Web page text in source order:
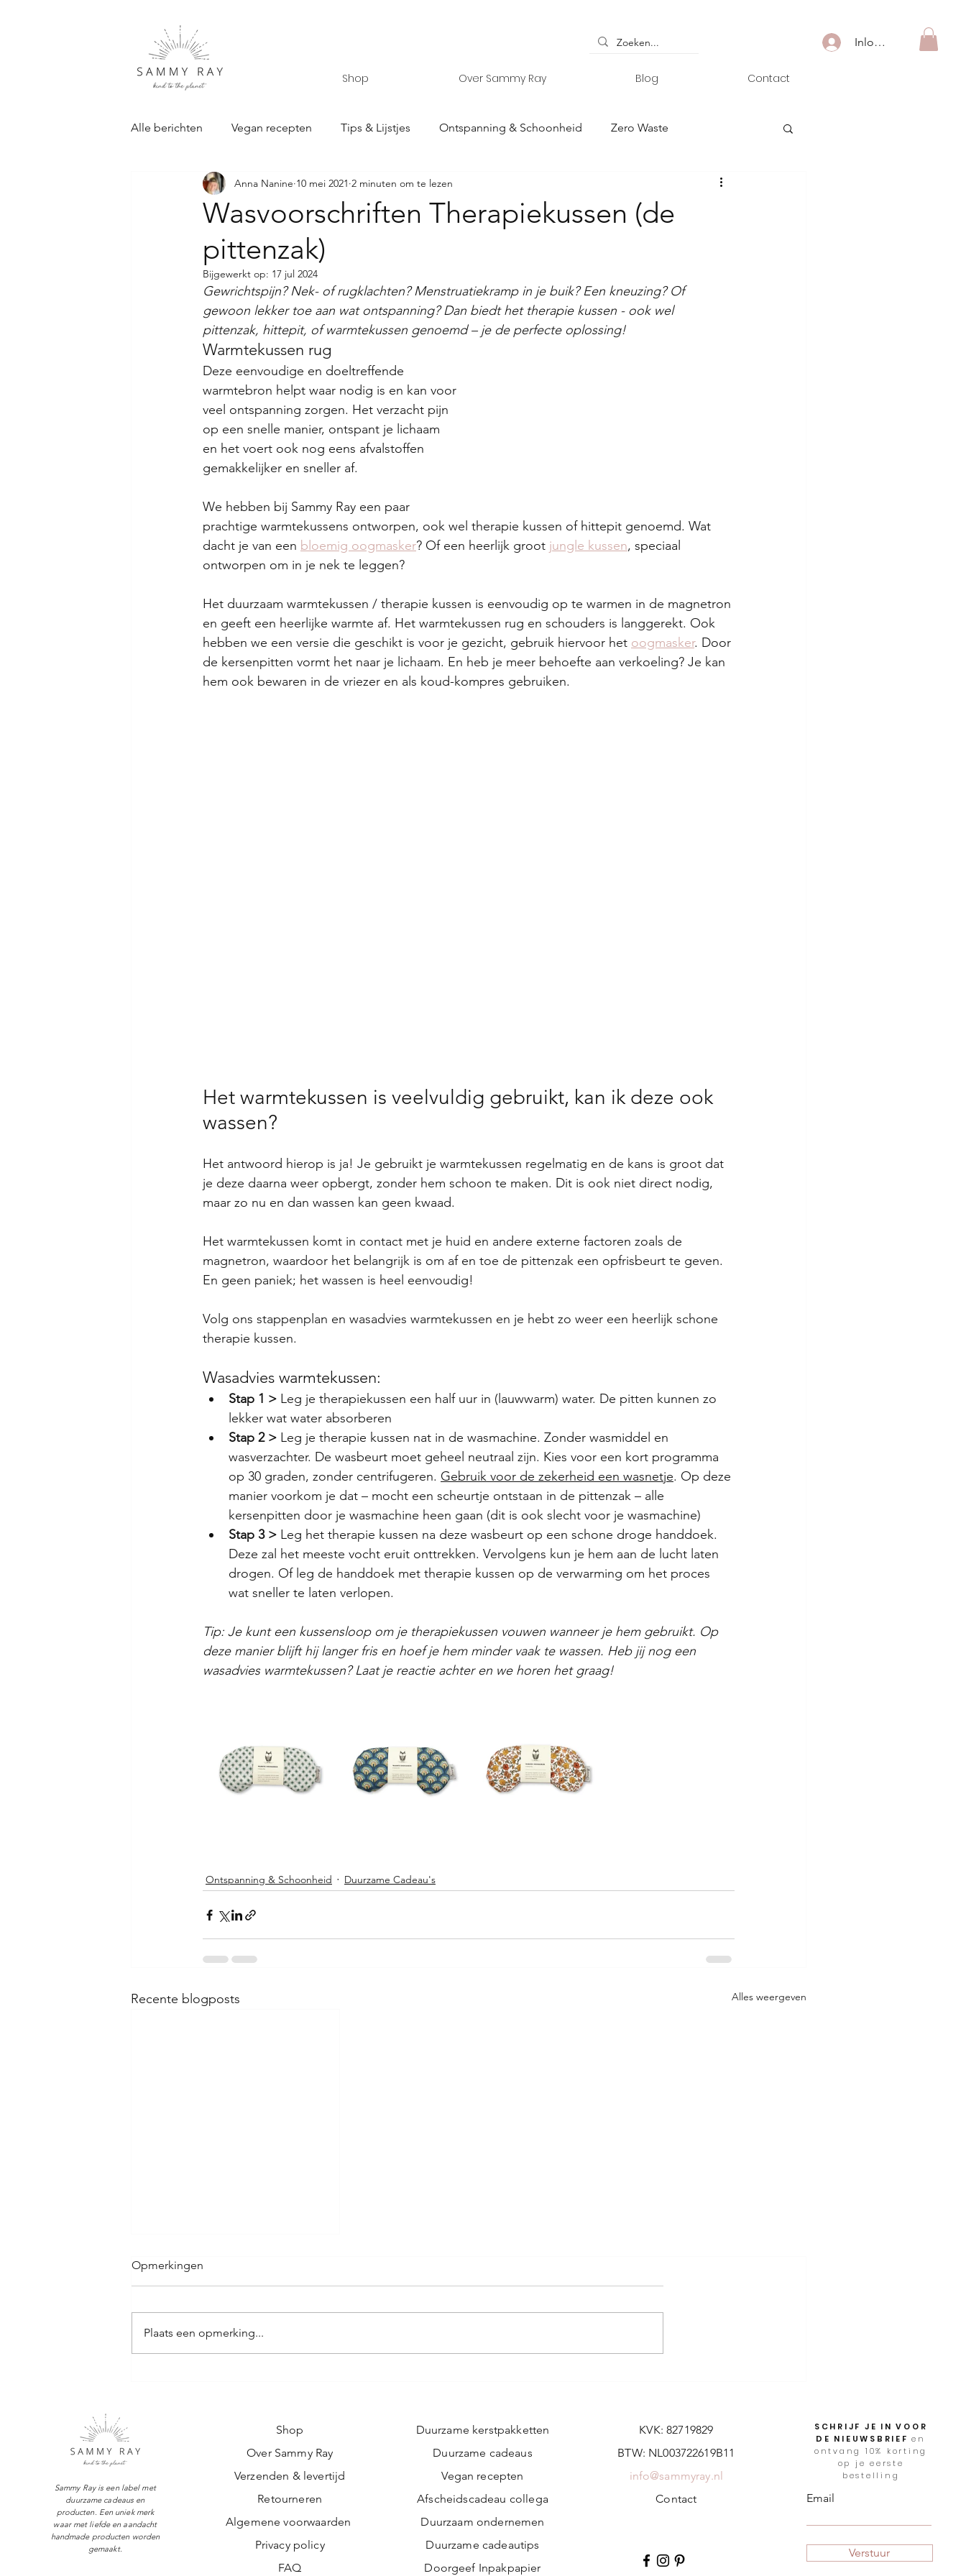
Inloggen
Shop Over Sammy Ray Blog Contact
Alle berichten Vegan recepten Tips & Lijstjes Ontspanning & Schoonheid Zero Waste
Duurzame Cadeau's Sammy Ray Interieur & Accessoires
Wasvoorschriften Therapiekussen (de
pittenzak)
Anna Nanine 10 mei 2021 2 minuten om te lezen
Bijgewerkt op: 17 jul 2024
Gewrichtspijn? Nek- of rugklachten? Menstruatiekramp in je buik? Een kneuzing? Of
gewoon lekker toe aan wat ontspanning? Dan biedt het therapie kussen - ook wel
pittenzak, hittepit, of warmtekussen genoemd – je de perfecte oplossing!
Warmtekussen rug
Deze eenvoudige en doeltreffende
warmtebron helpt waar nodig is en kan voor
veel ontspanning zorgen. Het verzacht pijn
op een snelle manier, ontspant je lichaam
en het voert ook nog eens afvalstoffen
gemakkelijker en sneller af.
We hebben bij Sammy Ray een paar
prachtige warmtekussens ontworpen, ook wel therapie kussen of hittepit genoemd. Wat
dacht je van een bloemig oogmasker? Of een heerlijk groot jungle kussen, speciaal
ontworpen om in je nek te leggen?
Het duurzaam warmtekussen / therapie kussen is eenvoudig op te warmen in de magnetron
en geeft een heerlijke warmte af. Het warmtekussen rug en schouders is langgerekt. Ook
hebben we een versie die geschikt is voor je gezicht, gebruik hiervoor het oogmasker. Door
de kersenpitten vormt het naar je lichaam. En heb je meer behoefte aan verkoeling? Je kan
hem ook bewaren in de vriezer en als koud-kompres gebruiken.
Het warmtekussen is veelvuldig gebruikt, kan ik deze ook
wassen?
Het antwoord hierop is ja! Je gebruikt je warmtekussen regelmatig en de kans is groot dat
je deze daarna weer opbergt, zonder hem schoon te maken. Dit is ook niet direct nodig,
maar zo nu en dan wassen kan geen kwaad.
Het warmtekussen komt in contact met je huid en andere externe factoren zoals de
magnetron, waardoor het belangrijk is om af en toe de pittenzak een opfrisbeurt te geven.
En geen paniek; het wassen is heel eenvoudig!
Volg ons stappenplan en wasadvies warmtekussen en je hebt zo weer een heerlijk schone
therapie kussen.
Wasadvies warmtekussen:
Stap 1 > Leg je therapiekussen een half uur in (lauwwarm) water. De pitten kunnen zo
lekker wat water absorberen
Stap 2 > Leg je therapie kussen nat in de wasmachine. Zonder wasmiddel en
wasverzachter. De wasbeurt moet geheel neutraal zijn. Kies voor een kort programma
op 30 graden, zonder centrifugeren. Gebruik voor de zekerheid een wasnetje. Op deze
manier voorkom je dat – mocht een scheurtje ontstaan in de pittenzak – alle
kersenpitten door je wasmachine heen gaan (dit is ook slecht voor je wasmachine)
Stap 3 > Leg het therapie kussen na deze wasbeurt op een schone droge handdoek.
Deze zal het meeste vocht eruit onttrekken. Vervolgens kun je hem aan de lucht laten
drogen. Of leg de handdoek met therapie kussen op de verwarming om het proces
wat sneller te laten verlopen.
Tip: Je kunt een kussensloop om je therapiekussen vouwen wanneer je hem gebruikt. Op
deze manier blijft hij langer fris en hoef je hem minder vaak te wassen. Heb jij nog een
wasadvies warmtekussen? Laat je reactie achter en we horen het graag!
Ontspanning & Schoonheid Duurzame Cadeau's
Recente blogposts Alles weergeven
Opmerkingen
Plaats een opmerking...
Sammy Ray is een label met
duurzame cadeaus en
producten. Een uniek merk
waar met liefde en aandacht
handmade producten worden
gemaakt.
Shop
Over Sammy Ray
Verzenden & levertijd
Retourneren
Algemene voorwaarden
Privacy policy
FAQ
Duurzame kerstpakketten
Duurzame cadeaus
Vegan recepten
Afscheidscadeau collega
Duurzaam ondernemen
Duurzame cadeautips
Doorgeef Inpakpapier
KVK: 82719829
BTW: NL003722619B11
info@sammyray.nl
Contact
SCHRIJF JE IN VOOR
DE NIEUWSBRIEFen
ontvang 10% korting
op je eerste
bestelling
Email
Verstuur